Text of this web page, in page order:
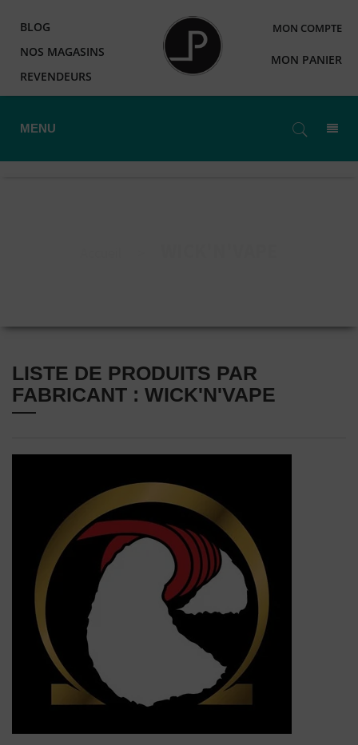
BLOG
NOS MAGASINS
REVENDEURS
MON COMPTE
MON PANIER
MENU
LISTE DE PRODUITS PAR
FABRICANT : WICK'N'VAPE